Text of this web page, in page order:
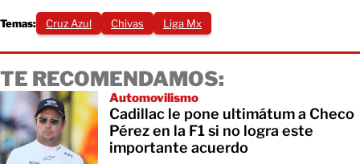
Temas: Cruz Azul Chivas Liga Mx
TE RECOMENDAMOS:
Automovilismo
Cadillac le pone ultimátum a Checo
Pérez en la F1 si no logra este
importante acuerdo